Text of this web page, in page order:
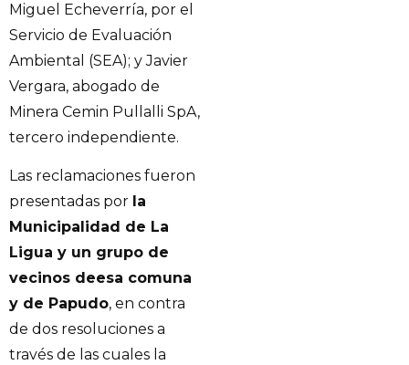
Miguel Echeverría, por el
Servicio de Evaluación
Ambiental (SEA); y Javier
Vergara, abogado de
Minera Cemin Pullalli SpA,
tercero independiente.
Las reclamaciones fueron
presentadas por la
Municipalidad de La
Ligua y un grupo de
vecinos deesa comuna
y de Papudo, en contra
de dos resoluciones a
través de las cuales la